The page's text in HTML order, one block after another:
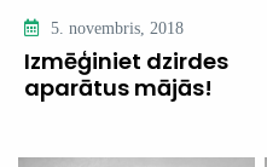
5. novembris, 2018
Izmēģiniet dzirdes
aparātus mājās!